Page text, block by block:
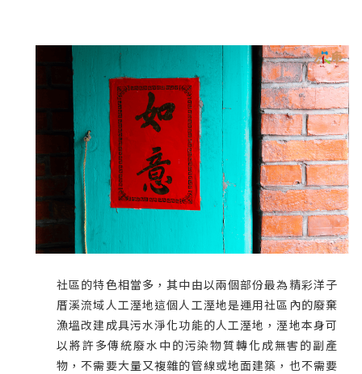
社區的特色相當多，其中由以兩個部份最為精彩洋子
厝溪流域人工溼地這個人工溼地是運用社區內的廢棄
漁塭改建成具污水淨化功能的人工溼地，溼地本身可
以將許多傳統廢水中的污染物質轉化成無害的副產
物，不需要大量又複雜的管線或地面建築，也不需要